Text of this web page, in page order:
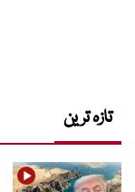
تازہ ترین